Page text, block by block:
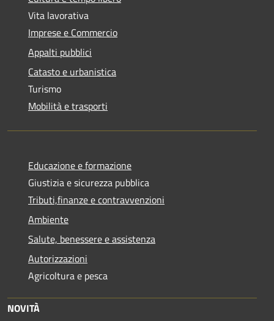
Vita lavorativa
Imprese e Commercio
Appalti pubblici
Catasto e urbanistica
Turismo
Mobilità e trasporti
Educazione e formazione
Giustizia e sicurezza pubblica
Tributi,finanze e contravvenzioni
Ambiente
Salute, benessere e assistenza
Autorizzazioni
Agricoltura e pesca
NOVITÀ